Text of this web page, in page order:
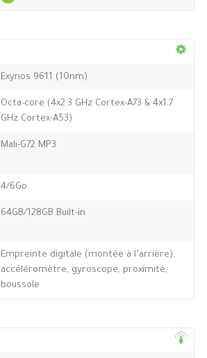
Exynos 9611 (10nm)
Octa-core (4x2.3 GHz Cortex-A73 & 4x1.7
GHz Cortex-A53)
Mali-G72 MP3
4/6Go
64GB/128GB Built-in
Empreinte digitale (montée à l’arrière),
accéléromètre, gyroscope, proximité,
boussole